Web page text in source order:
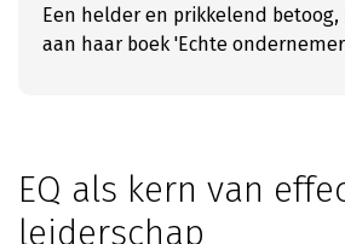
Een helder en prikkelend
aan haar boek 'Echte
EQ als kern van
leiderschap